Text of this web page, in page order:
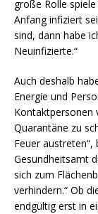
große Rolle
Anfang infiziert
sind, dann habe
Neuinfizierte.“
Auch deshalb
Energie und
Kontaktpersonen
Quarantäne zu
Feuer
Gesundheitsamt
sich zum
verhindern.“ Ob
endgültig erst in